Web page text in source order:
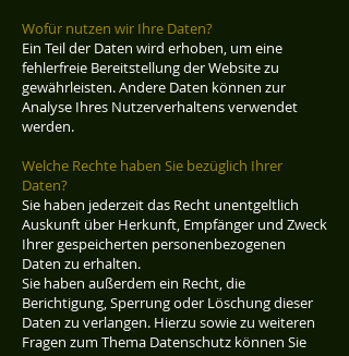
Wofür nutzen wir Ihre Daten?
Ein Teil der Daten wird erhoben, um eine
fehlerfreie Bereitstellung der Website zu
gewährleisten. Andere Daten können zur
Analyse Ihres Nutzerverhaltens verwendet
werden.
Welche Rechte haben Sie bezüglich Ihrer
Daten?
Sie haben jederzeit das Recht unentgeltlich
Auskunft über Herkunft, Empfänger und Zweck
Ihrer gespeicherten personenbezogenen
Daten zu erhalten.
Sie haben außerdem ein Recht, die
Berichtigung, Sperrung oder Löschung dieser
Daten zu verlangen. Hierzu sowie zu weiteren
Fragen zum Thema Datenschutz können Sie